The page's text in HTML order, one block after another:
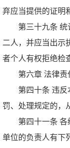
弃应当提供的证明
第三十九条
二人，并应当出示
者个人有权拒绝检
第六章 法律责
第四十条 违
罚、处理规定的，
第四十一条 各
单位的负责人有下